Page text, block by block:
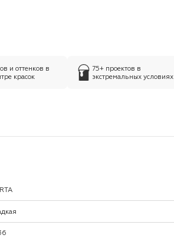
и оттенков в
красок
75+ проектов в
экстремальных условиях